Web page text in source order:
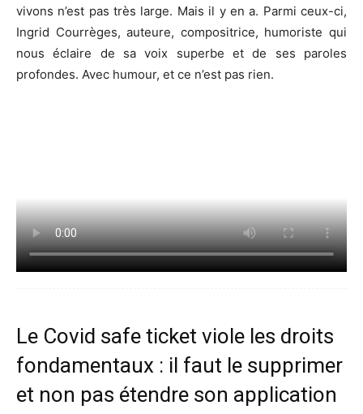
vivons n’est pas très large. Mais il y en a. Parmi ceux-ci,
Ingrid Courrèges, auteure, compositrice, humoriste qui
nous éclaire de sa voix superbe et de ses paroles
profondes. Avec humour, et ce n’est pas rien.
Le Covid safe ticket viole les droits
fondamentaux : il faut le supprimer
et non pas étendre son application